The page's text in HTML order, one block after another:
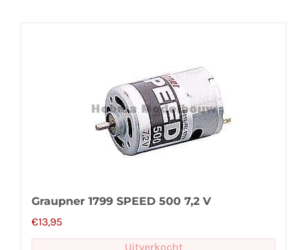
Graupner 1799 SPEED 500 7,2 V
€13,95
Uitverkocht